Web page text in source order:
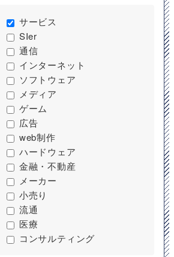
サービス
SIer
通信
インターネット
ソフトウェア
メディア
ゲーム
広告
web制作
ハードウェア
金融・不動産
メーカー
小売り
流通
医療
コンサルティング